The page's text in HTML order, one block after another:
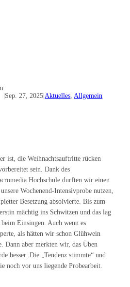
|Sep. 27, 2025|Aktuelles Allgemein
ist, die Weihnachtsauftritte rücken
sein. Dank des
Hochschule durften wir einen
Wochenend-Intensivprobe nutzen,
Besetzung absolvierte. Bis zum
mächtig ins Schwitzen und das lag
Einsingen. Auch wenn es
als hätten wir schon Glühwein
Dann aber merkten wir, das Üben
besser. Die „Tendenz stimmte“ und
noch vor uns liegende Probearbeit.